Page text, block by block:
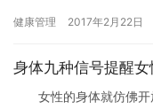
健康管理 2017年2月22日
身体九种信号提醒女
女性的身体就仿佛开